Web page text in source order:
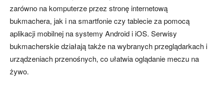
zarówno na komputerze przez stronę internetową
bukmachera, jak i na smartfonie czy tablecie za pomocą
aplikacji mobilnej na systemy Android i iOS. Serwisy
bukmacherskie działają także na wybranych przeglądarkach i
urządzeniach przenośnych, co ułatwia oglądanie meczu na
żywo.